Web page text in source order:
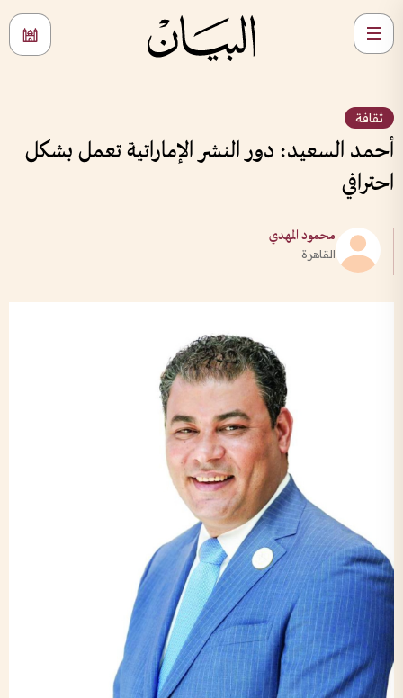
ثقافة
أحمد السعيد: دور النشر الإماراتية تعمل بشكل
احترافي
محمود المهدي
القاهرة